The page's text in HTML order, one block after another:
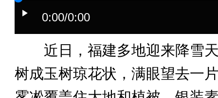
0:00/0:00
近日，福建多地迎来降雪天
树成玉树琼花状，满眼望去一